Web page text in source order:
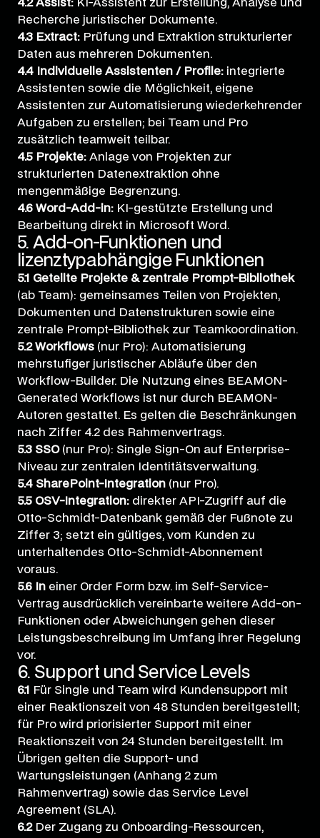
4.2 Assist: KI-Assistent zur Erstellung, Analyse und
Recherche juristischer Dokumente.
4.3 Extract: Prüfung und Extraktion strukturierter
Daten aus mehreren Dokumenten.
4.4 Individuelle Assistenten / Profile: integrierte
Assistenten sowie die Möglichkeit, eigene
Assistenten zur Automatisierung wiederkehrender
Aufgaben zu erstellen; bei Team und Pro
zusätzlich teamweit teilbar.
4.5 Projekte: Anlage von Projekten zur
strukturierten Datenextraktion ohne
mengenmäßige Begrenzung.
4.6 Word-Add-in: KI-gestützte Erstellung und
Bearbeitung direkt in Microsoft Word.
5. Add-on-Funktionen und
lizenztypabhängige Funktionen
5.1 Geteilte Projekte & zentrale Prompt-Bibliothek
(ab Team): gemeinsames Teilen von Projekten,
Dokumenten und Datenstrukturen sowie eine
zentrale Prompt-Bibliothek zur Teamkoordination.
5.2 Workflows (nur Pro): Automatisierung
mehrstufiger juristischer Abläufe über den
Workflow-Builder. Die Nutzung eines BEAMON-
Generated Workflows ist nur durch BEAMON-
Autoren gestattet. Es gelten die Beschränkungen
nach Ziffer 4.2 des Rahmenvertrags.
5.3 SSO (nur Pro): Single Sign-On auf Enterprise-
Niveau zur zentralen Identitätsverwaltung.
5.4 SharePoint-Integration (nur Pro).
5.5 OSV-Integration: direkter API-Zugriff auf die
Otto-Schmidt-Datenbank gemäß der Fußnote zu
Ziffer 3; setzt ein gültiges, vom Kunden zu
unterhaltendes Otto-Schmidt-Abonnement
voraus.
5.6 In einer Order Form bzw. im Self-Service-
Vertrag ausdrücklich vereinbarte weitere Add-on-
Funktionen oder Abweichungen gehen dieser
Leistungsbeschreibung im Umfang ihrer Regelung
vor.
6. Support und Service Levels
6.1
Für Single und Team wird Kundensupport mit
einer Reaktionszeit von 48 Stunden bereitgestellt;
für Pro wird priorisierter Support mit einer
Reaktionszeit von 24 Stunden bereitgestellt. Im
Übrigen gelten die Support- und
Wartungsleistungen (Anhang 2 zum
Rahmenvertrag) sowie das Service Level
Agreement (SLA).
6.2 Der Zugang zu Onboarding-Ressourcen,